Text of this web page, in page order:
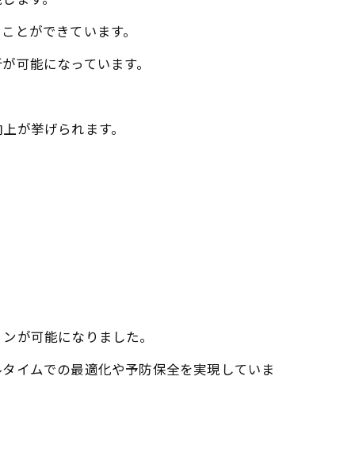
とができています。
可能になっています。
が挙げられます。
が可能になりました。
イムでの最適化や予防保全を実現していま